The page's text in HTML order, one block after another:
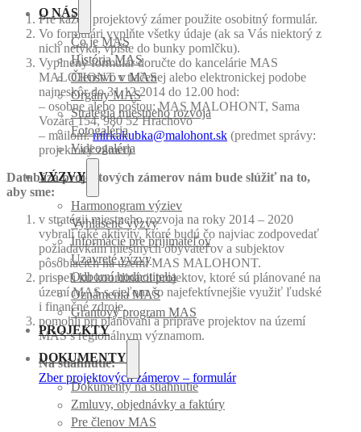
O NÁS
Čo je MAS
História MAS
Členstvo v MAS
Orgány MAS
Stratégia miestneho rozvoja
Fotogaléria
Videogaléria
VÝZVY
Harmonogram výziev
Vyhlásené výzvy
Informácie pre prijímateľov
Uzavreté výzvy
Odborní hodnotitelia
Oznámenia MAS
Grantový program MAS
PROJEKTY
DOKUMENTY
Dokumenty na stiahnutie
Zmluvy, objednávky a faktúry
Pre členov MAS
Pre každý projektový zámer použite osobitný formulár.
Vo formulári vyplňte všetky údaje (ak sa Vás niektorý z
nich netýka, vpíšte do bunky pomlčku).
Vyplnený formulár doručte do kancelárie MAS
MALOHONT v tlačenej alebo elektronickej podobe
najneskôr do 31.12.2014 do 12.00 hod:
– osobne alebo poštou: MAS MALOHONT, Sama
Vozára 154, 980 52 Hrachovo
– mailom:mirkakubka@malohont.sk (predmet správy:
projektový zámer)
Databáza projektových zámerov nám bude slúžiť na to,
aby sme:
v stratégii miestneho rozvoja na roky 2014 – 2020
vybrali také aktivity, ktoré budú čo najviac zodpovedať
požiadavkám miestnych obyvateľov a subjektov
pôsobiacich na území MAS MALOHONT.
prispeli ku koordinácii projektov, ktoré sú plánované na
území MAS s cieľom čo najefektívnejšie využiť ľudské
i finančné zdroje.
pomohli pri plánovaní a príprave projektov na území
MAS s regionálnym významom.
Na stiahnutie:
Zber projektových zámerov – formulár